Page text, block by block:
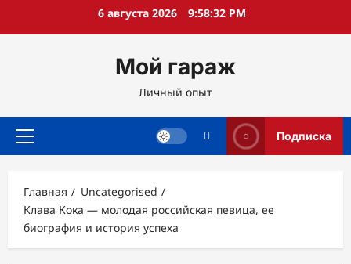
6 августа 2026 9:58:33 PM
Мой гараж
Личный опыт
Основное
Подписка
Главная
Uncategorised
Клава Кока — молодая российская певица, ее
биография и история успеха